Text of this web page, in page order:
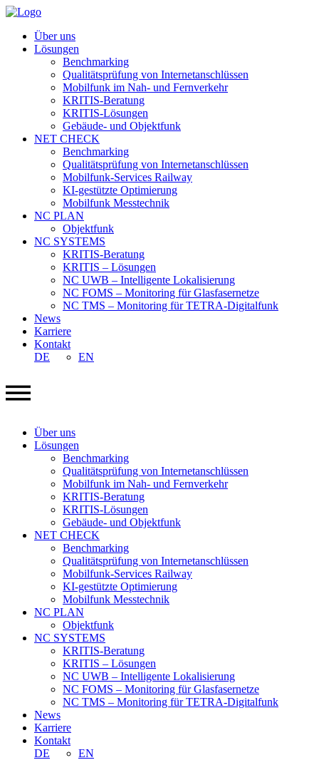
Über uns
Lösungen
Benchmarking
Qualitätsprüfung von Internetanschlüssen
Mobilfunk im Nah- und Fernverkehr
KRITIS-Beratung
KRITIS-Lösungen
Gebäude- und Objektfunk
NET CHECK
Benchmarking
Qualitätsprüfung von Internetanschlüssen
Mobilfunk-Services Railway
KI-gestützte Optimierung
Mobilfunk Messtechnik
NC PLAN
Objektfunk
NC SYSTEMS
KRITIS-Beratung
KRITIS – Lösungen
NC UWB – Intelligente Lokalisierung
NC FOMS – Monitoring für Glasfasernetze
NC TMS – Monitoring für TETRA-Digitalfunk
News
Karriere
Kontakt
DE
EN
Über uns
Lösungen
Benchmarking
Qualitätsprüfung von Internetanschlüssen
Mobilfunk im Nah- und Fernverkehr
KRITIS-Beratung
KRITIS-Lösungen
Gebäude- und Objektfunk
NET CHECK
Benchmarking
Qualitätsprüfung von Internetanschlüssen
Mobilfunk-Services Railway
KI-gestützte Optimierung
Mobilfunk Messtechnik
NC PLAN
Objektfunk
NC SYSTEMS
KRITIS-Beratung
KRITIS – Lösungen
NC UWB – Intelligente Lokalisierung
NC FOMS – Monitoring für Glasfasernetze
NC TMS – Monitoring für TETRA-Digitalfunk
News
Karriere
Kontakt
DE
EN